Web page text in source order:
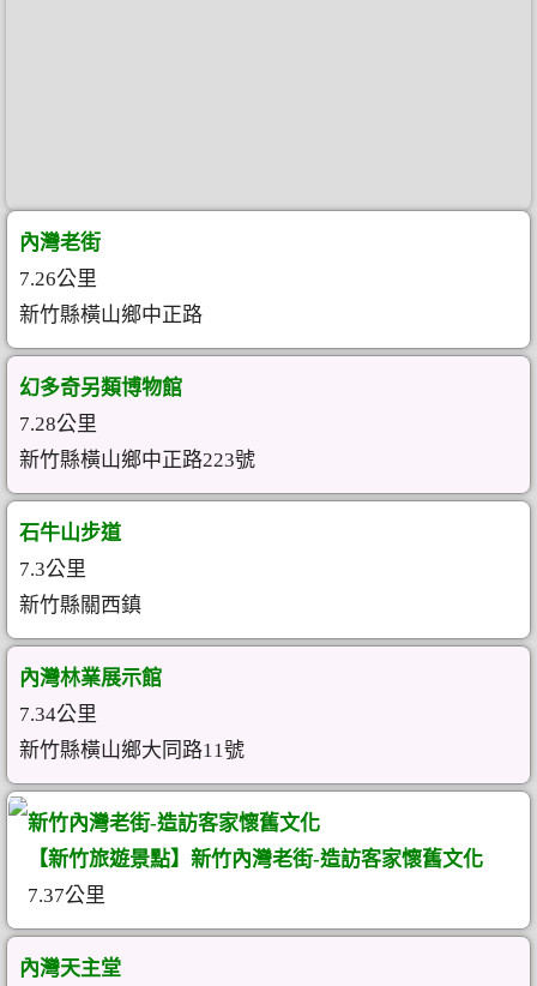
內灣老街
7.26公里
新竹縣橫山鄉中正路
幻多奇另類博物館
7.28公里
新竹縣橫山鄉中正路223號
石牛山步道
7.3公里
新竹縣關西鎮
內灣林業展示館
7.34公里
新竹縣橫山鄉大同路11號
新竹內灣老街-造訪客家懷舊文化
【新竹旅遊景點】新竹內灣老街-造訪客家懷舊文化
7.37公里
內灣天主堂